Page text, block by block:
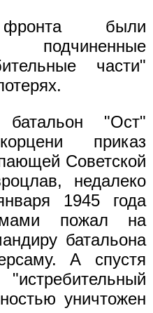
были
подчиненные
части"
батальон "Ост"
приказ
Советской
недалеко
1945 года
пожал на
батальона
А спустя
уничтожен